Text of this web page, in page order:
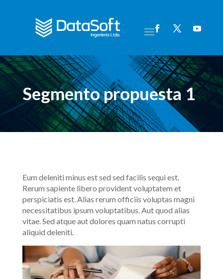
Segmento propuesta 1
Eum deleniti minus est sed sed facilis sequi est.
Rerum sapiente libero provident voluptatem et
perspiciatis est. Alias rerum officiis voluptas magni
necessitatibus ipsum voluptatibus. Aut quod alias
vitae. Sed atque aut dolores quam natus corrupti
aliquid deleniti.